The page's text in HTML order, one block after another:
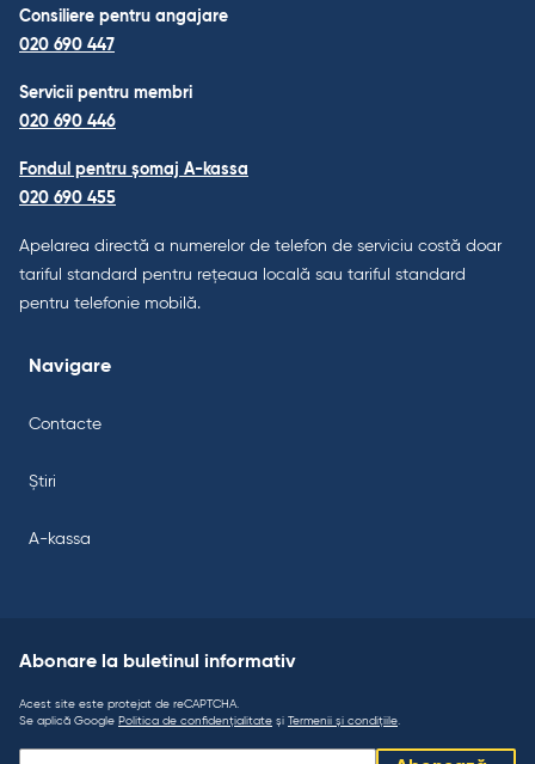
Consiliere pentru angajare
020 690 447
Servicii pentru membri
020 690 446
Fondul pentru șomaj A-kassa
020 690 455
Apelarea directă a numerelor de telefon de serviciu costă doar
tariful standard pentru rețeaua locală sau tariful standard
pentru telefonie mobilă.
Navigare
Contacte
Știri
A-kassa
Abonare la buletinul informativ
Acest site este protejat de reCAPTCHA.
Se aplică Google Politica de confidențialitate și Termenii și condițiile.